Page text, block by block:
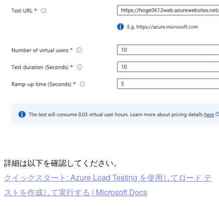
詳細は以下を確認してください。
クイックスタート: Azure Load Testing を使用してロード テ
ストを作成して実行する | Microsoft Docs